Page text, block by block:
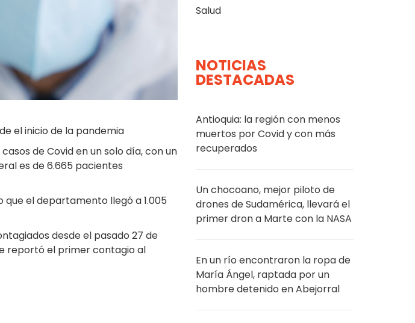
el inicio de la pandemia
de Covid en un solo día, con un
es de 6.665 pacientes
el departamento llegó a 1.005
desde el pasado 27 de
reportó el primer contagio al
Salud
NOTICIAS
DESTACADAS
Antioquia: la región con menos
muertos por Covid y con más
recuperados
Un chocoano, mejor piloto de
drones de Sudamérica, llevará el
primer dron a Marte con la NASA
En un río encontraron la ropa de
María Ángel, raptada por un
hombre detenido en Abejorral